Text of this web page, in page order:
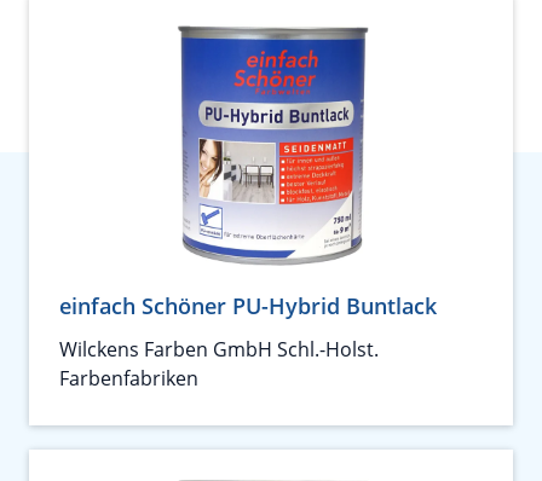
einfach Schöner PU-Hybrid Buntlack
Wilckens Farben GmbH Schl.-Holst.
Farbenfabriken